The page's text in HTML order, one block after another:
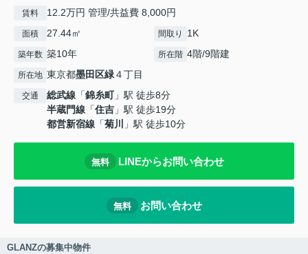
賃料 12.2万円 管理/共益費 8,000円
面積 27.44㎡ 間取り 1K
築年数 築10年 所在階 4階/9階建
所在地 東京都墨田区緑４丁目
交通 総武線 「錦糸町」駅 徒歩8分
半蔵門線 「住吉 」駅 徒歩19分
都営新宿線 「菊川 」駅 徒歩10分
無料 LINEからお問い合わせ
無料 お問い合わせ
GLANZの募集中物件